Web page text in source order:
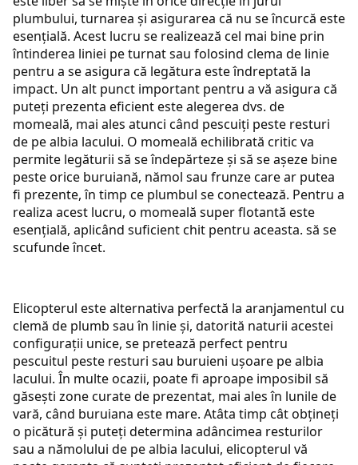
plumbului, turnarea și asigurarea că nu se încurcă este
esențială. Acest lucru se realizează cel mai bine prin
întinderea liniei pe turnat sau folosind clema de linie
pentru a se asigura că legătura este îndreptată la
impact. Un alt punct important pentru a vă asigura că
puteți prezenta eficient este alegerea dvs. de
momeală, mai ales atunci când pescuiți peste resturi
de pe albia lacului. O momeală echilibrată critic va
permite legăturii să se îndepărteze și să se așeze bine
peste orice buruiană, nămol sau frunze care ar putea
fi prezente, în timp ce plumbul se conectează. Pentru a
realiza acest lucru, o momeală super flotantă este
esențială, aplicând suficient chit pentru aceasta. să se
scufunde încet.
Elicopterul este alternativa perfectă la aranjamentul cu
clemă de plumb sau în linie și, datorită naturii acestei
configurații unice, se pretează perfect pentru
pescuitul peste resturi sau buruieni ușoare pe albia
lacului. În multe ocazii, poate fi aproape imposibil să
găsești zone curate de prezentat, mai ales în lunile de
vară, când buruiana este mare. Atâta timp cât obțineți
o picătură și puteți determina adâncimea resturilor
sau a nămolului de pe albia lacului, elicopterul vă